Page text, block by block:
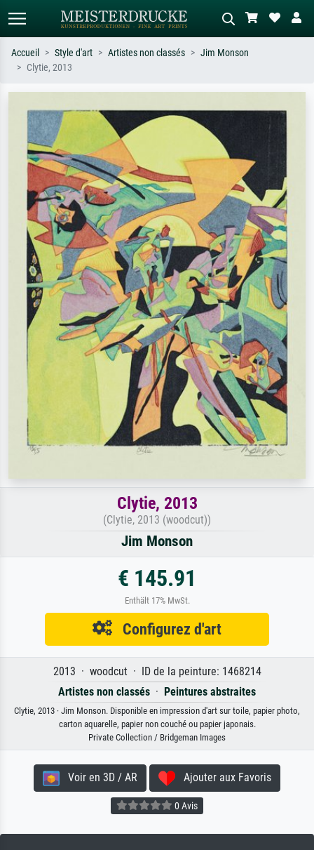
ex. Monet, Nuit étoilée,
impressionnisme, vague de Hokusai,
abstrait avec beaucoup de rouge,
tableau sombre, nu debout près d'un
arbre.
Accueil Style d'art Artistes non classés
Jim Monson
Clytie, 2013
Clytie, 2013
(Clytie, 2013 (woodcut))
Jim Monson
€ 145.91
Enthält 17% MwSt.
Configurez d'art
2013 · woodcut · ID de la peinture: 1468214
Artistes non classés · Peintures abstraites
Clytie, 2013 · Jim Monson. Disponible en impression d'art sur toile, papier photo,
carton aquarelle, papier non couché ou papier japonais.
Private Collection / Bridgeman Images
Voir en 3D / AR Ajouter aux Favoris
0 Avis